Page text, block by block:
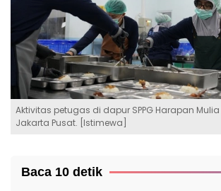
Aktivitas petugas di dapur SPPG Harapan
Jakarta Pusat. [Istimewa]
Baca 10 detik